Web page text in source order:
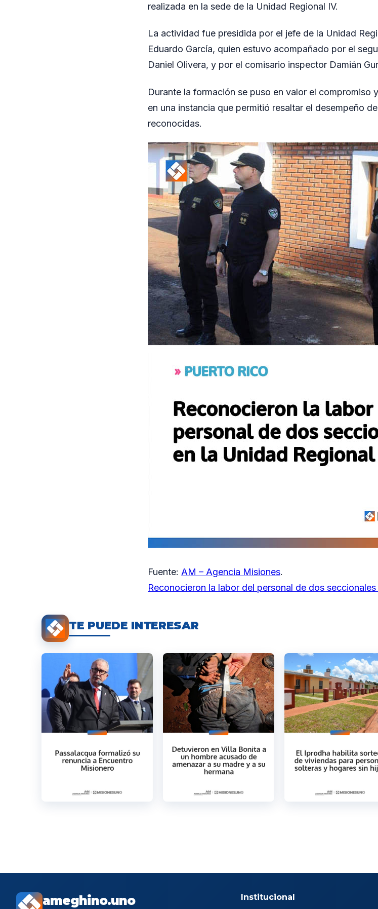
realizada en la sede de la Unidad Regional IV.
La actividad fue presidida por el jefe de la Unidad
Eduardo García, quien estuvo acompañado por el
Daniel Olivera, y por el comisario inspector Damián
Durante la formación se puso en valor el compromiso
en una instancia que permitió resaltar el desempeño
reconocidas.
Fuente: AM – Agencia Misiones.
Reconocieron la labor del personal de dos
TE PUEDE INTERESAR
ameghino.uno Institucional